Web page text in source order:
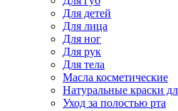
Для детей
Для лица
Для ног
Для рук
Для тела
Масла косметические
Натуральные краски
Уход за полостью рта